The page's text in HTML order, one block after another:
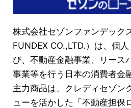
株式会社セゾンファンデック
FUNDEX CO.,LTD.）は、個
び、不動産金融事業、リース
事業等を行う日本の消費者金
主力商品は、クレディセゾン
ューを活かした「不動産担保